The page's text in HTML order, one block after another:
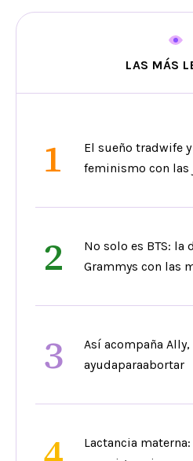
LAS MÁS
1
El sueño tradwife
feminismo con las
2
No solo es BTS:
Grammys con las
3
Así acompaña
ayudaparaabortar
Lactancia